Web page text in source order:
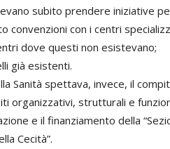
subito prendere iniziative
convenzioni con i centri
dove questi non esistevano;
già esistenti.
Sanità spettava, invece, il
organizzativi, strutturali e
e il finanziamento della
Cecità”.